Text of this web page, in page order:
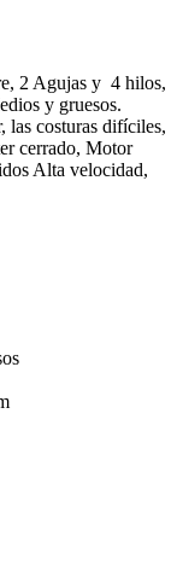
2 Agujas y 4 hilos,
y gruesos.
las costuras difíciles,
cerrado, Motor
Alta velocidad,